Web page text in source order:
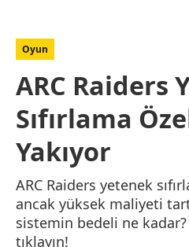
Oyun
ARC Raiders
Sıfırlama
Yakıyor
ARC Raiders yetenek
ancak yüksek maliyeti
sistemin bedeli ne
tıklayın!